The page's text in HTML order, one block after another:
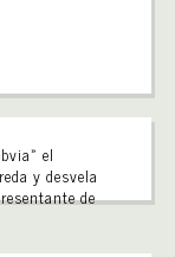
el
y desvela
de